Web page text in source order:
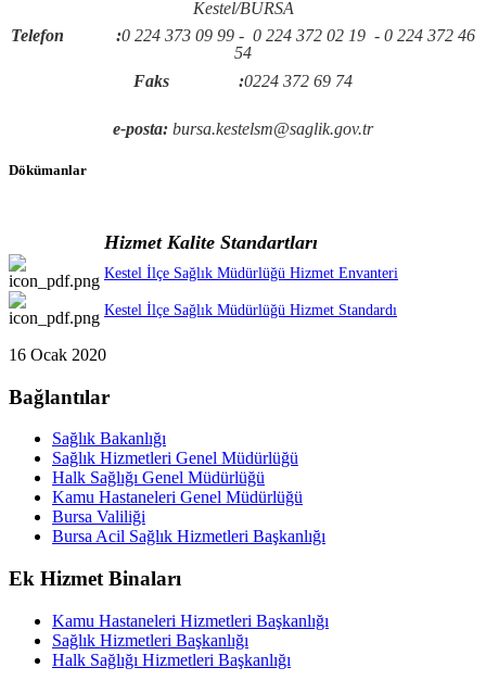
Kestel/BURSA
Telefon :0 224 373 09 99 - 0 224 372 02 19 - 0 224 372 46
54
Faks :0224 372 69 74
e-posta: bursa.kestelsm@saglik.gov.tr
Dökümanlar
Hizmet Kalite Standartları
Kestel İlçe Sağlık Müdürlüğü Hizmet Envanteri
Kestel İlçe Sağlık Müdürlüğü Hizmet Standardı
16 Ocak 2020
Bağlantılar
Sağlık Bakanlığı
Sağlık Hizmetleri Genel Müdürlüğü
Halk Sağlığı Genel Müdürlüğü
Kamu Hastaneleri Genel Müdürlüğü
Bursa Valiliği
Bursa Acil Sağlık Hizmetleri Başkanlığı
Ek Hizmet Binaları
Kamu Hastaneleri Hizmetleri Başkanlığı
Sağlık Hizmetleri Başkanlığı
Halk Sağlığı Hizmetleri Başkanlığı